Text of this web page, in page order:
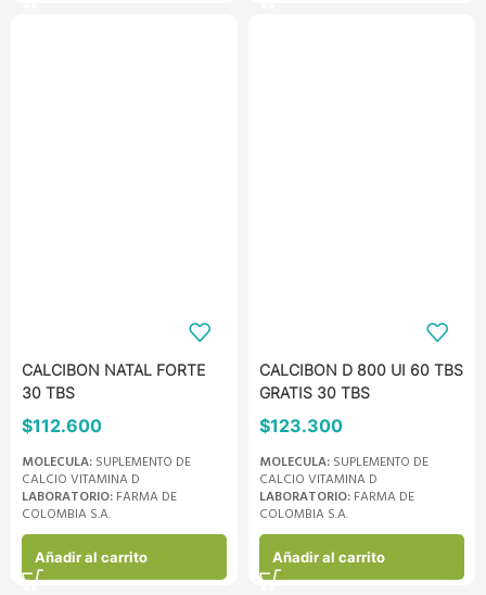
CALCIBON NATAL FORTE
30 TBS
$112.600
MOLECULA: SUPLEMENTO DE
CALCIO VITAMINA D
LABORATORIO: FARMA DE
COLOMBIA S.A.
Añadir al carrito
CALCIBON D 800 UI 60 TBS
GRATIS 30 TBS
$123.300
MOLECULA: SUPLEMENTO DE
CALCIO VITAMINA D
LABORATORIO: FARMA DE
COLOMBIA S.A.
Añadir al carrito